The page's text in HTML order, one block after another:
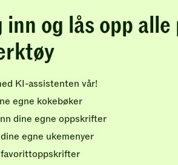
inn og lås opp
KI-assistenten vår!
egne kokebøker
dine egne oppskrifter
egne ukemenyer